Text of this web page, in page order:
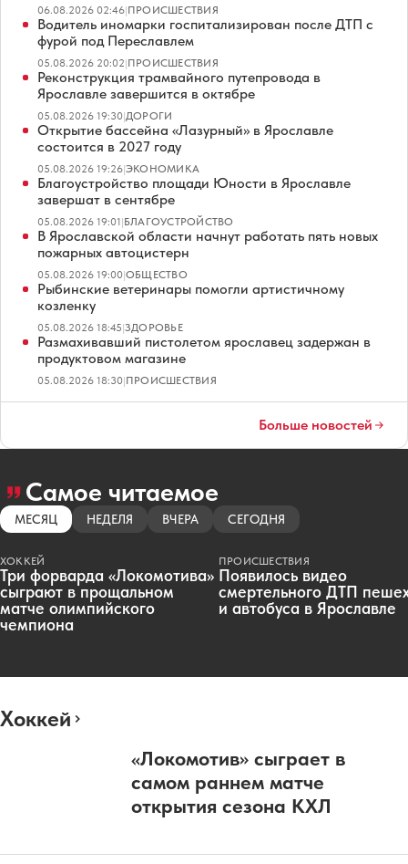
06.08.2026 02:46|ПРОИСШЕСТВИЯ
Водитель иномарки госпитализирован после ДТП с
фурой под Переславлем
05.08.2026 20:02|ПРОИСШЕСТВИЯ
Реконструкция трамвайного путепровода в
Ярославле завершится в октябре
05.08.2026 19:30|ДОРОГИ
Открытие бассейна «Лазурный» в Ярославле
состоится в 2027 году
05.08.2026 19:26|ЭКОНОМИКА
Благоустройство площади Юности в Ярославле
завершат в сентябре
05.08.2026 19:01|БЛАГОУСТРОЙСТВО
В Ярославской области начнут работать пять новых
пожарных автоцистерн
05.08.2026 19:00|ОБЩЕСТВО
Рыбинские ветеринары помогли артистичному
козленку
05.08.2026 18:45|ЗДОРОВЬЕ
Размахивавший пистолетом ярославец задержан в
продуктовом магазине
05.08.2026 18:30|ПРОИСШЕСТВИЯ
Больше новостей
Самое читаемое
МЕСЯЦ НЕДЕЛЯ ВЧЕРА СЕГОДНЯ
ХОККЕЙ
Три форварда «Локомотива»
сыграют в прощальном
матче олимпийского
чемпиона
ПРОИСШЕСТВИЯ
Появилось видео
смертельного ДТП
и автобуса в Ярославле
Хоккей
«Локомотив» сыграет в
самом раннем матче
открытия сезона КХЛ